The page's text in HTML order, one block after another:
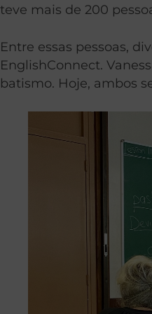
teve mais de 200
Entre essas pessoas,
EnglishConnect.
batismo. Hoje, ambos